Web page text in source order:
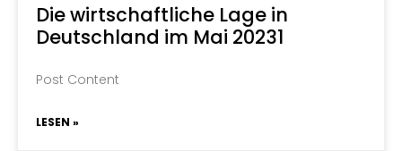
Die wirtschaftliche Lage in
Deutschland im Mai 20231
Post Content
LESEN »